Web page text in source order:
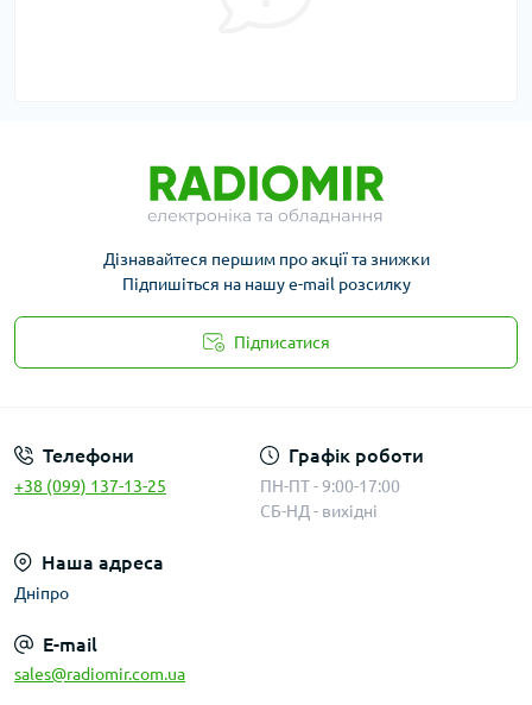
Дізнавайтеся першим про акції та знижки
Підпишіться на нашу e-mail розсилку
Підписатися
Телефони
+38 (099) 137-13-25
Графік роботи
ПН-ПТ - 9:00-17:00
СБ-НД - вихідні
Наша адреса
Дніпро
E-mail
sales@radiomir.com.ua